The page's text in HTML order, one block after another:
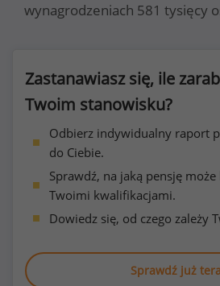
wynagrodzeniach 581 tysięcy
Zastanawiasz się, ile
Twoim stanowisku?
Odbierz indywidualny raport
do Ciebie.
Sprawdź, na jaką pensję
Twoimi kwalifikacjami.
Dowiedz się, od czego zależy
Sprawdź już